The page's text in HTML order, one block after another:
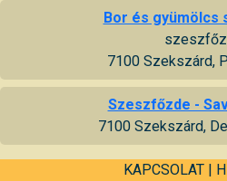
Bor és gyümölcs
7100 Szekszárd,
Szeszfőzde -
7100 Szekszárd,
KAPCSOLAT |